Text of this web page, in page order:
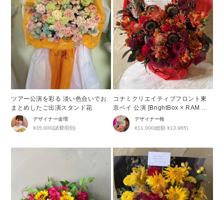
ツアー公演を彩る 淡い色合いでお
まとめしたご出演スタンド花
デザイナー金増
¥35,000(諸費用別)
コナミクリエイティブフロント東
京ベイ 公演 [BrightBox × RAM RI
DER PREMIUM PARTY 2026 -Fi
RST STEP-] 長谷川里桃 様 ご出
デザイナー牧
¥11,000(総額 ¥13,965)